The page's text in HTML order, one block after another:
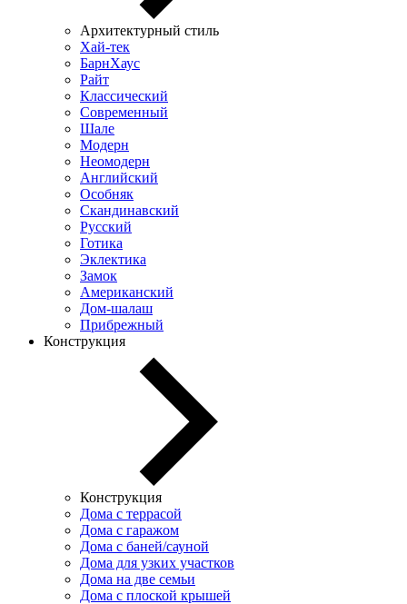
Архитектурный стиль
Хай-тек
БарнХаус
Райт
Классический
Современный
Шале
Модерн
Неомодерн
Английский
Особняк
Скандинавский
Русский
Готика
Эклектика
Замок
Американский
Дом-шалаш
Прибрежный
Конструкция
Конструкция
Дома с террасой
Дома с гаражом
Дома с баней/сауной
Дома для узких участков
Дома на две семьи
Дома с плоской крышей